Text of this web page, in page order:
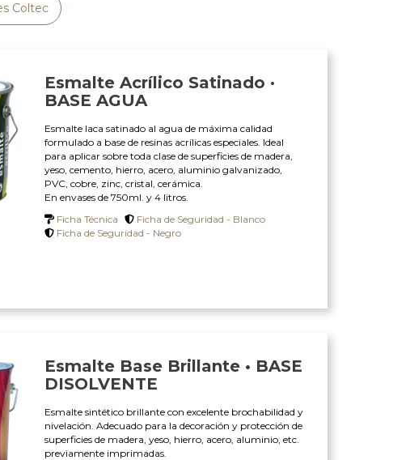
Coltec
Esmalte Acrílico Satinado ·
BASE AGUA
Esmalte laca satinado al agua de máxima calidad
formulado a base de resinas acrílicas especiales. Ideal
para aplicar sobre toda clase de superficies de madera,
yeso, cemento, hierro, acero, aluminio galvanizado,
PVC, cobre, zinc, cristal, cerámica.
En envases de 750ml. y 4 litros.
Ficha Técnica
Ficha de Seguridad - Blanco
Ficha de Seguridad - Negro
Esmalte Base Brillante • BASE
DISOLVENTE
Esmalte sintético brillante con excelente brochabilidad y
nivelación. Adecuado para la decoración y protección de
superficies de madera, yeso, hierro, acero, aluminio, etc.
previamente imprimadas.